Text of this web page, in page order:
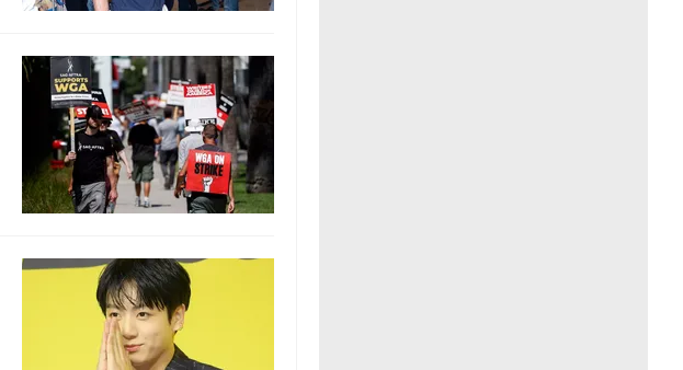
EMagazine
Photo
Infographic
Góc ảnh
Công nghệ
Hitech Công nghệ tương lai
Sản phẩm
Thị trường